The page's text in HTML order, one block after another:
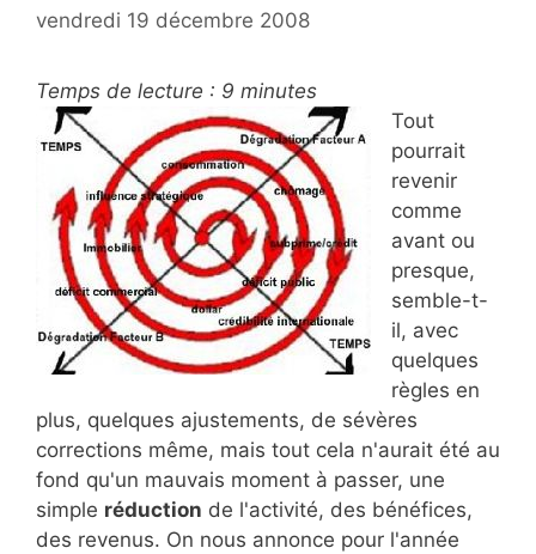
vendredi 19 décembre 2008
Temps de lecture : 9 minutes
Tout
pourrait
revenir
comme
avant ou
presque,
semble-t-
il, avec
quelques
règles en
plus, quelques ajustements, de sévères
corrections même, mais tout cela n'aurait été au
fond qu'un mauvais moment à passer, une
simple réduction de l'activité, des bénéfices,
des revenus. On nous annonce pour l'année